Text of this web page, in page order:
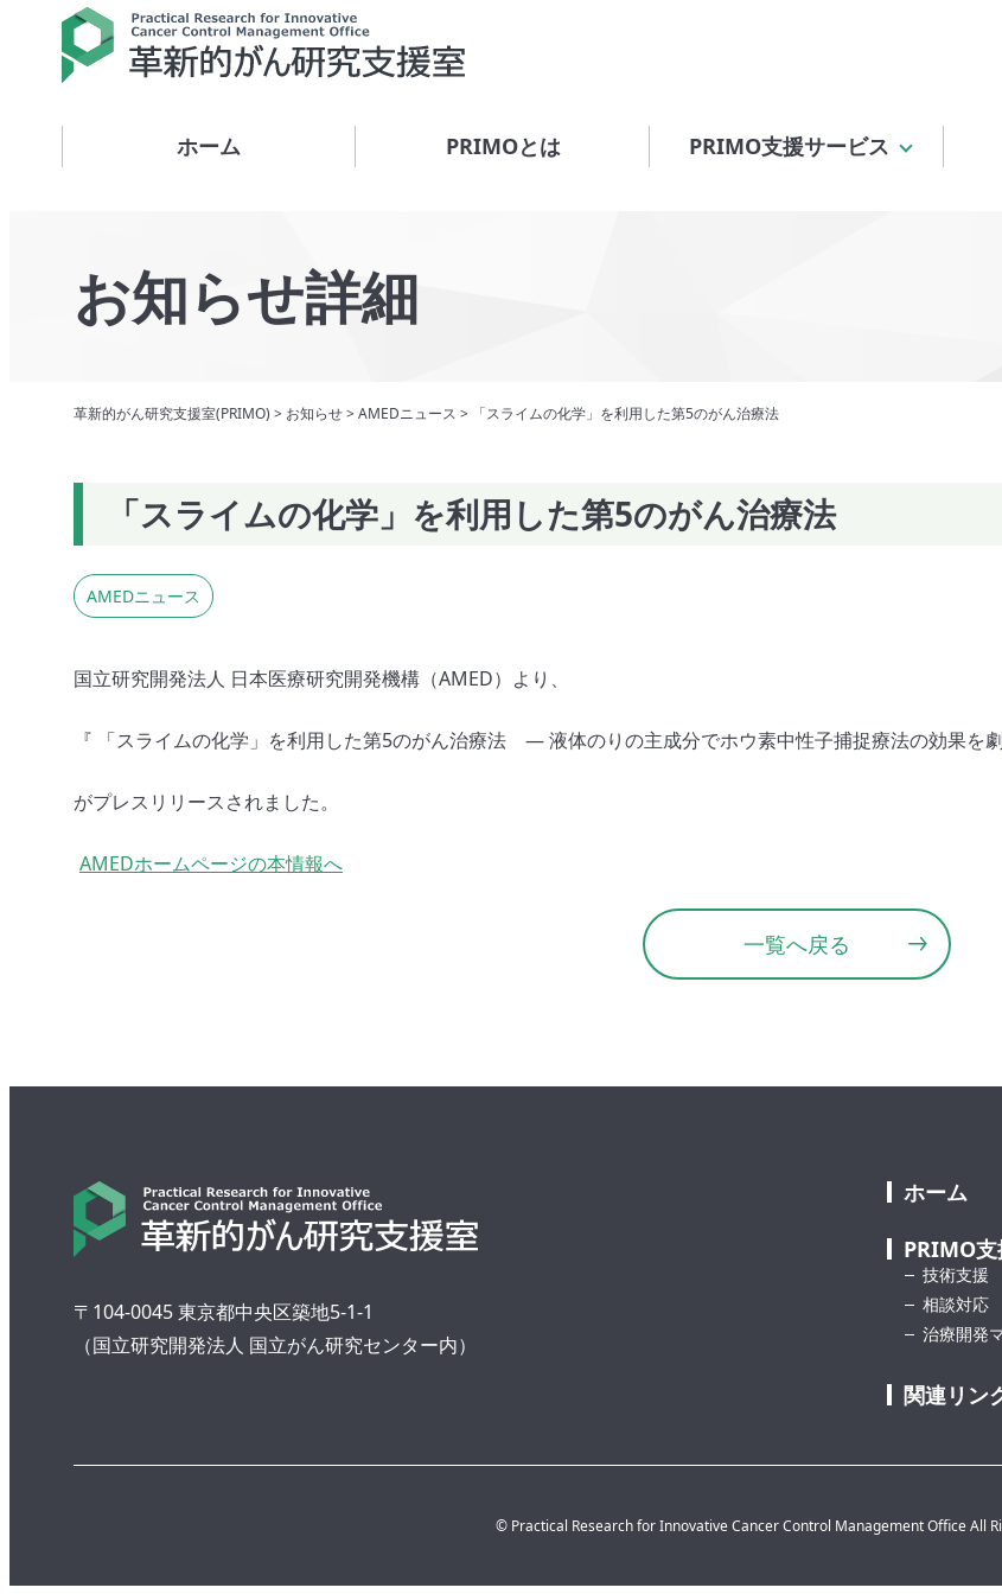
ホーム PRIMOとは PRIMO支援サービス
お知らせ詳細
革新的がん研究支援室(PRIMO) > お知らせ>AMEDニュース > 「スライムの化学」を利用した第5のがん治療法
「スライムの化学」を利用した第5のがん治療法
AMEDニュース
国立研究開発法人 日本医療研究開発機構（AMED）より、
『 「スライムの化学」を利用した第5のがん治療法 ― 液体のりの主成分でホウ素中性子捕捉療法の効果を
がプレスリリースされました。
AMEDホームページの本情報へ
一覧へ戻る
〒104-0045 東京都中央区築地5-1-1
（国立研究開発法人 国立がん研究センター内）
ホーム
PRIMO
技術支援
相談対応
治療開発
関連リン
© Practical Research for Innovative Cancer Control Management Office All